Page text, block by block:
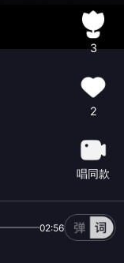
3
2
唱同款
02:56